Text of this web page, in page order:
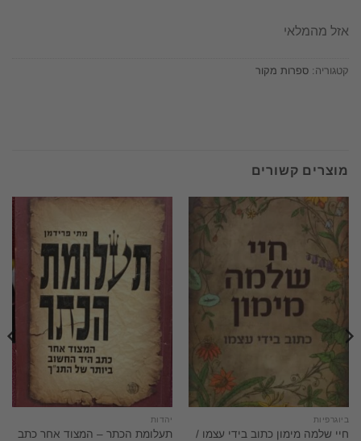
אזל מהמלאי
קטגוריה: ספרות מקור
מוצרים קשורים
ביוגרפיות
חיי שלמה מימון כתוב בידי עצמו /
יהדות
תעלומת הכתר – המצוד אחר כתב